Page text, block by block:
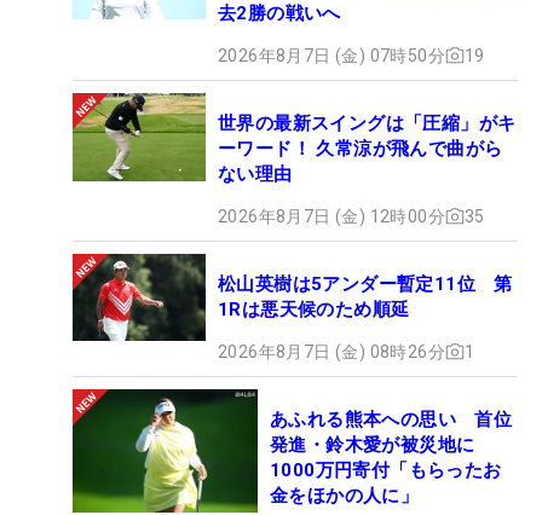
去2勝の戦いへ
2026年8月7日 (金) 07時50分 19
世界の最新スイングは「圧縮」がキ
ーワード！ 久常涼が飛んで曲がら
ない理由
2026年8月7日 (金) 12時00分 35
松山英樹は5アンダー暫定11位 第
1Rは悪天候のため順延
2026年8月7日 (金) 08時26分 1
あふれる熊本への思い 首位
発進・鈴木愛が被災地に
1000万円寄付「もらったお
金をほかの人に」